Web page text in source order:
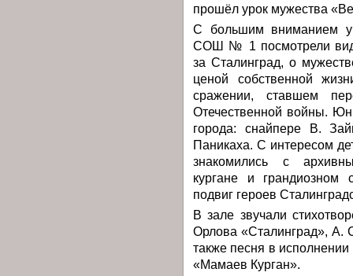
прошёл урок мужества
С большим вниманием
СОШ № 1 посмотрели
за Сталинград, о
ценой собственной
сражении, ставшем
Отечественной войны.
города: снайпере В.
Паникаха. С интересом
знакомились с
кургане и грандиозном
подвиг героев
В зале звучали
Орлова «Сталинград», А.
также песня в
«Мамаев Курган».